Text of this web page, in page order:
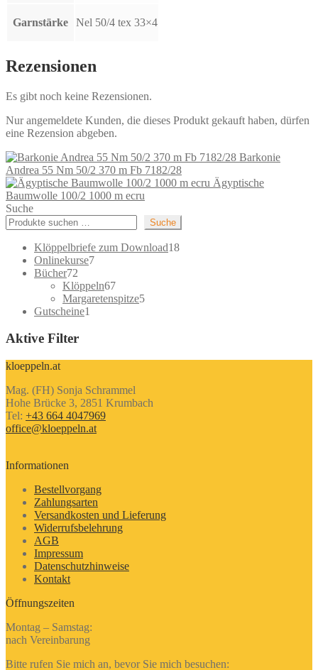
Garnstärke Nel 50/4 tex 33×4
Rezensionen
Es gibt noch keine Rezensionen.
Nur angemeldete Kunden, die dieses Produkt gekauft haben, dürfen
eine Rezension abgeben.
Barkonie
Andrea 55 Nm 50/2 370 m Fb 7182/28
Ägyptische
Baumwolle 100/2 1000 m ecru
Suche
Suche
Klöppelbriefe zum Download1818
Onlinekurse77
Bücher72
Produkte
Klöppeln6767
Produkte
Margaretenspitze55
Gutscheine1
Aktive Filter
kloeppeln.at
Mag. (FH) Sonja Schrammel
Hohe Brücke 3, 2851 Krumbach
Tel: +43 664 4047969
office@kloeppeln.at
Informationen
Bestellvorgang
Zahlungsarten
Versandkosten und Lieferung
Widerrufsbelehrung
AGB
Impressum
Datenschutzhinweise
Kontakt
Öffnungszeiten
Montag – Samstag:
nach Vereinbarung
Bitte rufen Sie mich an, bevor Sie mich besuchen: